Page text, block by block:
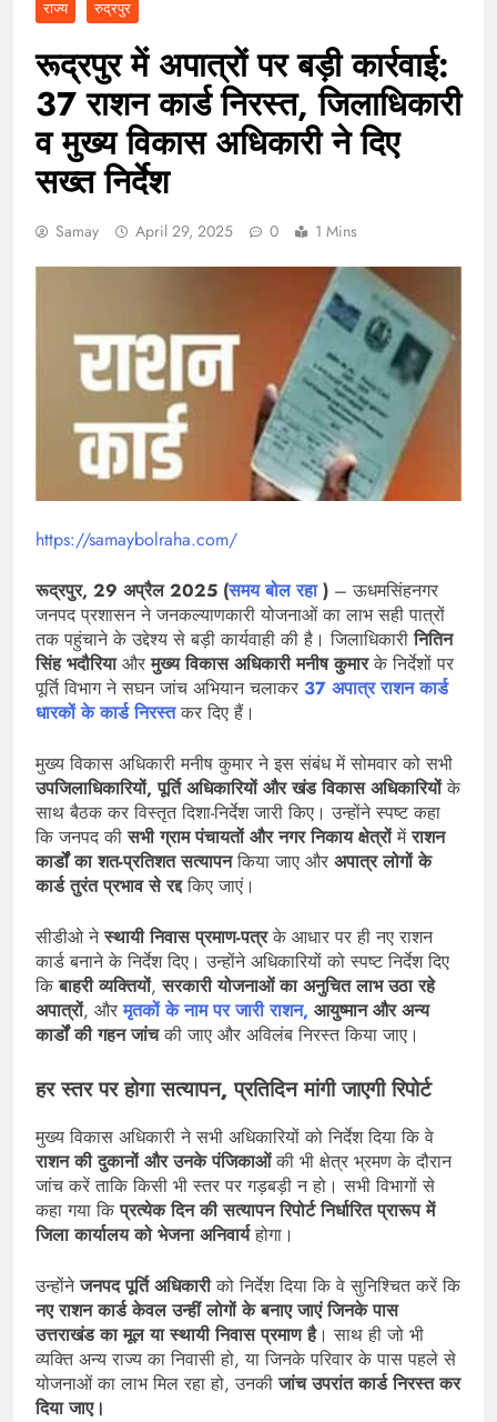
राज्य रुद्रपुर
रूद्रपुर में अपात्रों पर बड़ी कार्रवाई:
37 राशन कार्ड निरस्त, जिलाधिकारी
व मुख्य विकास अधिकारी ने दिए
सख्त निर्देश
Samay April 29, 2025 0 1 Mins
https://samaybolraha.com/
रूद्रपुर, 29 अप्रैल 2025 (समय बोल रहा) – ऊधमसिंहनगर
जनपद प्रशासन ने जनकल्याणकारी योजनाओं का लाभ सही पात्रों
तक पहुंचाने के उद्देश्य से बड़ी कार्यवाही की है। जिलाधिकारीनितिन
सिंह भदौरियाऔरमुख्य विकास अधिकारी मनीष कुमारके निर्देशों पर
पूर्ति विभाग ने सघन जांच अभियान चलाकर 37 अपात्र राशन कार्ड
धारकों के कार्ड निरस्त कर दिए हैं।
मुख्य विकास अधिकारी मनीष कुमार ने इस संबंध में सोमवार को सभी
उपजिलाधिकारियों, पूर्ति अधिकारियों और खंड विकास अधिकारियोंके
साथ बैठक कर विस्तृत दिशा-निर्देश जारी किए। उन्होंने स्पष्ट कहा
कि जनपद कीसभी ग्राम पंचायतों और नगर निकाय क्षेत्रोंमेंराशन
कार्डों का शत-प्रतिशत सत्यापनकिया जाए और अपात्र लोगों के
कार्ड तुरंत प्रभाव से रद्दकिए जाएं।
सीडीओ नेस्थायी निवास प्रमाण-पत्रके आधार पर ही नए राशन
कार्ड बनाने के निर्देश दिए। उन्होंने अधिकारियों को स्पष्ट निर्देश दिए
किबाहरी व्यक्तियों,सरकारी योजनाओं का अनुचित लाभ उठा रहे
अपात्रों, औरमृतकों के नाम पर जारी राशन, आयुष्मान और अन्य
कार्डों की गहन जांचकी जाए और अविलंब निरस्त किया जाए।
हर स्तर पर होगा सत्यापन, प्रतिदिन मांगी जाएगी रिपोर्ट
मुख्य विकास अधिकारी ने सभी अधिकारियों को निर्देश दिया कि वे
राशन की दुकानों और उनके पंजिकाओंकी भी क्षेत्र भ्रमण के दौरान
जांच करें ताकि किसी भी स्तर पर गड़बड़ी न हो। सभी विभागों से
कहा गया किप्रत्येक दिन की सत्यापन रिपोर्ट निर्धारित प्रारूप में
जिला कार्यालय को भेजना अनिवार्यहोगा।
उन्होंनेजनपद पूर्ति अधिकारीको निर्देश दिया कि वे सुनिश्चित करें कि
नए राशन कार्ड केवल उन्हीं लोगों के बनाए जाएं जिनके पास
उत्तराखंड का मूल या स्थायी निवास प्रमाण है। साथ ही जो भी
व्यक्ति अन्य राज्य का निवासी हो, या जिनके परिवार के पास पहले से
योजनाओं का लाभ मिल रहा हो, उनकीजांच उपरांत कार्ड निरस्त कर
दिया जाए।